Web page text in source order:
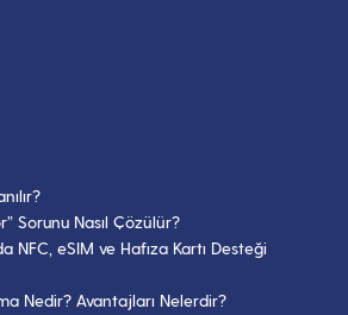
Sorunu Nasıl Çözülür?
NFC, eSIM ve Hafıza Kartı Desteği
Nedir? Avantajları Nelerdir?